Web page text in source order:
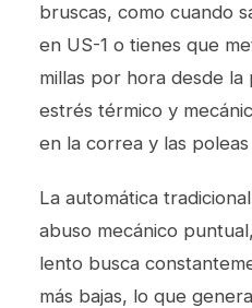
bruscas, como cuando
en US-1 o tienes que
millas por hora desde la
estrés térmico y
en la correa y las
La automática
abuso mecánico
lento busca
más bajas, lo que